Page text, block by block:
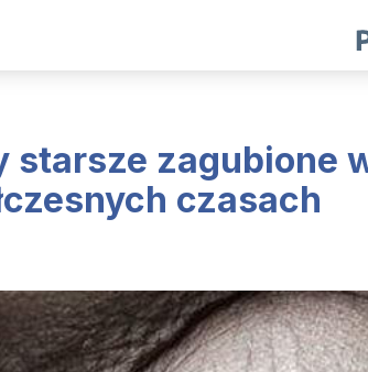
starsze zagubione
czasach